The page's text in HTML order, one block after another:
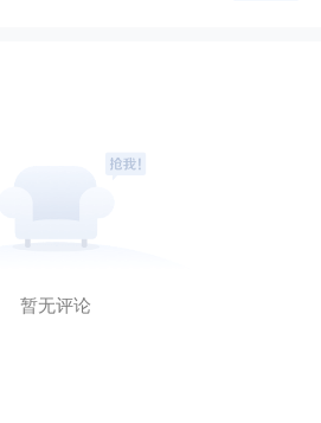
暂无评论